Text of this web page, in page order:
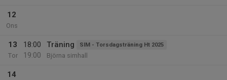
12
Ons
13
Tor
18:00
19:00
Träning SIM - Torsdagsträning Ht 2025
Björna simhall
14